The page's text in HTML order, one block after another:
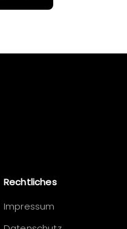
Rechtliches
Impressum